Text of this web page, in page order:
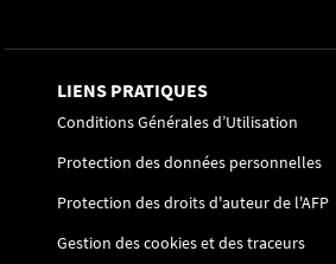
LIENS PRATIQUES
Conditions Générales d’Utilisation
Protection des données personnelles
Protection des droits d'auteur de l'AFP
Gestion des cookies et des traceurs